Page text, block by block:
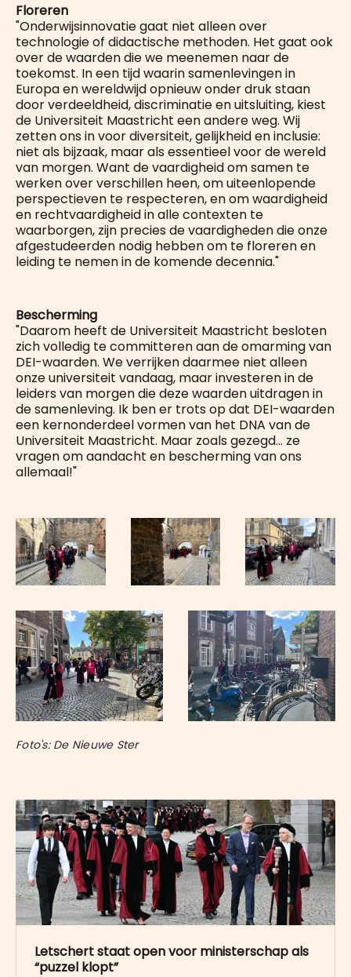
Floreren
"Onderwijsinnovatie gaat niet alleen over
technologie of didactische methoden. Het gaat ook
over de waarden die we meenemen naar de
toekomst. In een tijd waarin samenlevingen in
Europa en wereldwijd opnieuw onder druk staan
door verdeeldheid, discriminatie en uitsluiting, kiest
de Universiteit Maastricht een andere weg. Wij
zetten ons in voor diversiteit, gelijkheid en inclusie:
niet als bijzaak, maar als essentieel voor de wereld
van morgen. Want de vaardigheid om samen te
werken over verschillen heen, om uiteenlopende
perspectieven te respecteren, en om waardigheid
en rechtvaardigheid in alle contexten te
waarborgen, zijn precies de vaardigheden die onze
afgestudeerden nodig hebben om te floreren en
leiding te nemen in de komende decennia."
Bescherming
"Daarom heeft de Universiteit Maastricht besloten
zich volledig te committeren aan de omarming van
DEI-waarden. We verrijken daarmee niet alleen
onze universiteit vandaag, maar investeren in de
leiders van morgen die deze waarden uitdragen in
de samenleving. Ik ben er trots op dat DEI-waarden
een kernonderdeel vormen van het DNA van de
Universiteit Maastricht. Maar zoals gezegd… ze
vragen om aandacht en bescherming van ons
allemaal!"
Foto's: De Nieuwe Ster
Letschert staat open voor ministerschap als
“puzzel klopt”